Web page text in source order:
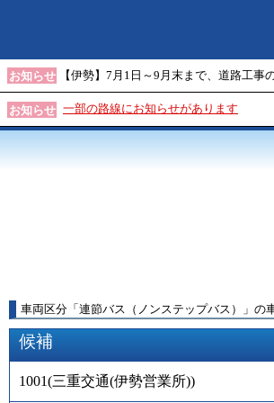
お知らせ 【伊勢】7月1日～9月末まで、道路工事
お知らせ 一部の路線にお知らせがあります
車両区分 「 連節バス（ノンステップバス） 」 の
候補
1001(三重交通(伊勢営業所))